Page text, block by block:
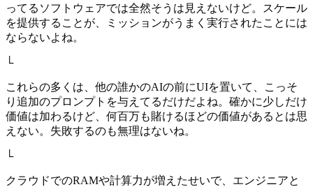
ってるソフトウェアでは全然そうは見えないけど。スケール
を提供することが、ミッションがうまく実行されたことには
ならないよね。
└
これらの多くは、他の誰かのAIの前にUIを置いて、こっそ
り追加のプロンプトを与えてるだけだよね。確かに少しだけ
価値は加わるけど、何百万も賭けるほどの価値があるとは思
えない。失敗するのも無理はないね。
└
クラウドでのRAMや計算力が増えたせいで、エンジニアと